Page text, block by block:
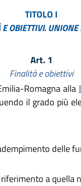
TITOLO I
OBIETTIVI. UNIONE
Art. 1
Finalità e obiettivi
Romagna alla
il grado più
delle
a